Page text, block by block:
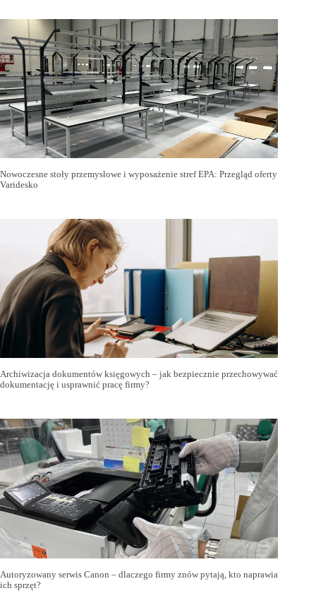
Nowoczesne stoły przemysłowe i wyposażenie stref EPA: Przegląd oferty
Varidesko
Archiwizacja dokumentów księgowych – jak bezpiecznie przechowywać
dokumentację i usprawnić pracę firmy?
Autoryzowany serwis Canon – dlaczego firmy znów pytają, kto naprawia
ich sprzęt?